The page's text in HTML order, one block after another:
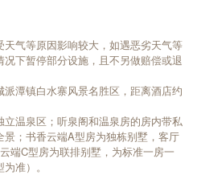
气等原因影响较大，如遇恶劣天气等
下暂停部分设施，且不另做赔偿或退
潭镇白水寨风景名胜区，距离酒店约
温泉区；听泉阁和温泉房的房内带私
；书香云端A型房为独栋别墅，客厅
端C型房为联排别墅，为标准一房一
准）。